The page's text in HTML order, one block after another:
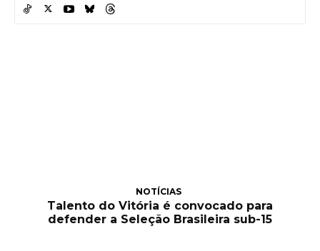
NOTÍCIAS
Talento do Vitória é convocado para
defender a Seleção Brasileira sub-15